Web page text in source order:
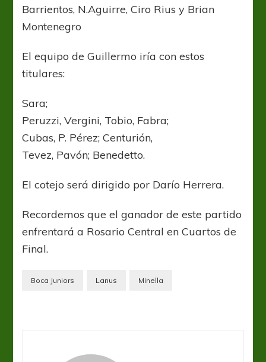
Barrientos, N.Aguirre, Ciro Rius y Brian
Montenegro
El equipo de Guillermo iría con estos
titulares:
Sara;
Peruzzi, Vergini, Tobio, Fabra;
Cubas, P. Pérez; Centurión,
Tevez, Pavón; Benedetto.
El cotejo será dirigido por Darío Herrera.
Recordemos que el ganador de este partido
enfrentará a Rosario Central en Cuartos de
Final.
Boca Juniors Lanus Minella